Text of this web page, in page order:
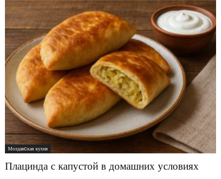
Молдавcкая кухня
Плацинда с капустой в домашних условиях